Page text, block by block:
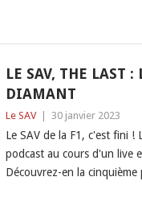
LE SAV, THE LAST
DIAMANT
Le SAV 30 janvier 2023
Le SAV de la F1, c'est fini
podcast au cours d'un live
Découvrez-en la cinquième